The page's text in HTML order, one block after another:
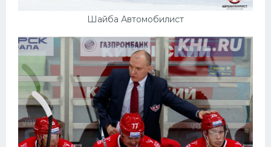
Шайба Автомобилист